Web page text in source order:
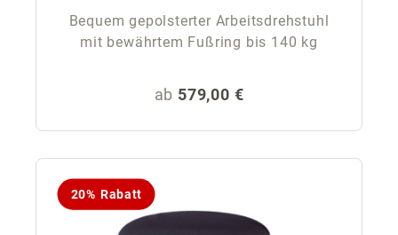
Bequem gepolsterter Arbeitsdrehstuhl
mit bewährtem Fußring bis 140 kg
Regulärer Preis:
ab 579,00 €
20% Rabatt